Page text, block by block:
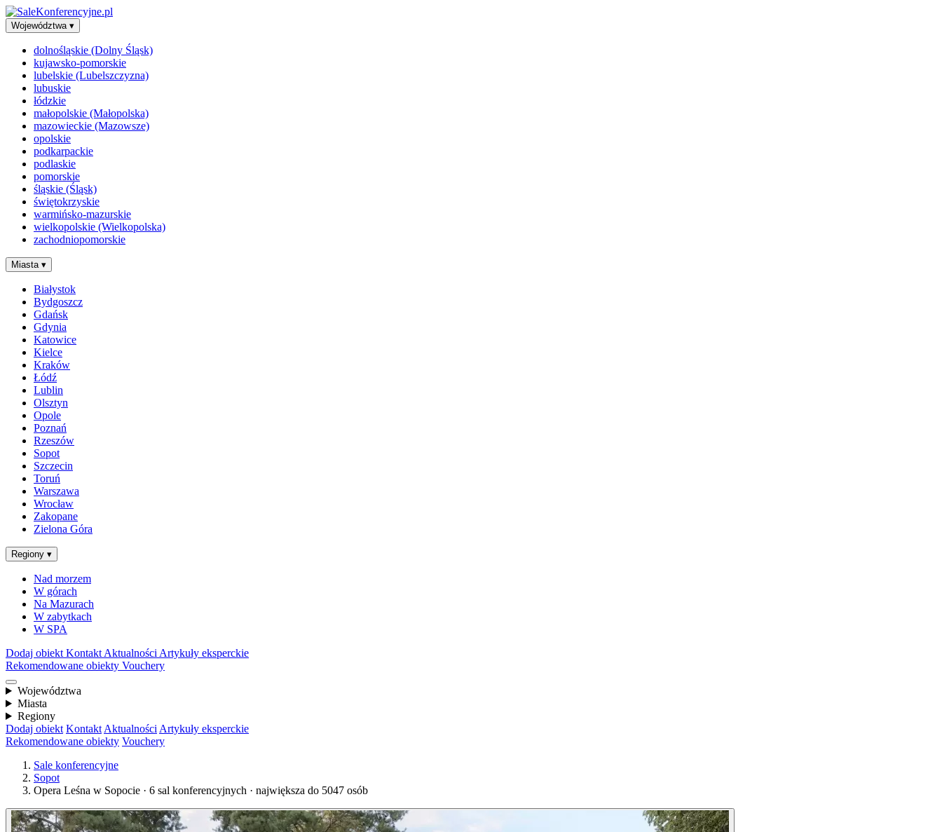
Województwa ▾
dolnośląskie (Dolny Śląsk)
kujawsko-pomorskie
lubelskie (Lubelszczyzna)
lubuskie
łódzkie
małopolskie (Małopolska)
mazowieckie (Mazowsze)
opolskie
podkarpackie
podlaskie
pomorskie
śląskie (Śląsk)
świętokrzyskie
warmińsko-mazurskie
wielkopolskie (Wielkopolska)
zachodniopomorskie
Miasta ▾
Białystok
Bydgoszcz
Gdańsk
Gdynia
Katowice
Kielce
Kraków
Łódź
Lublin
Olsztyn
Opole
Poznań
Rzeszów
Sopot
Szczecin
Toruń
Warszawa
Wrocław
Zakopane
Zielona Góra
Regiony ▾
Nad morzem
W górach
Na Mazurach
W zabytkach
W SPA
Dodaj obiekt Kontakt Aktualności Artykuły eksperckie
Rekomendowane obiekty Vouchery
Województwa
Miasta
Regiony
Dodaj obiekt Kontakt Aktualności Artykuły eksperckie
Rekomendowane obiekty Vouchery
Sale konferencyjne
Sopot
Opera Leśna w Sopocie · 6 sal konferencyjnych · największa do 5047 osób